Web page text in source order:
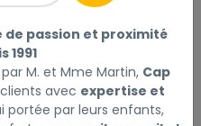
phase de croissance
vitamines et minéraux
du système
de passion et proximité
1991
M. et Mme Martin, Cap
avec expertise et
portée par leurs enfants,